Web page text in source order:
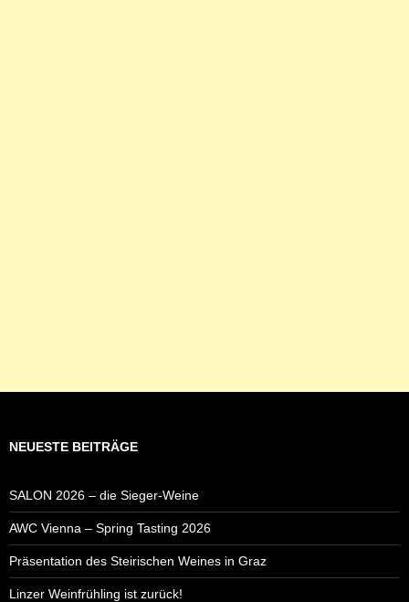
NEUESTE BEITRÄGE
SALON 2026 – die Sieger-Weine
AWC Vienna – Spring Tasting 2026
Präsentation des Steirischen Weines in Graz
Linzer Weinfrühling ist zurück!